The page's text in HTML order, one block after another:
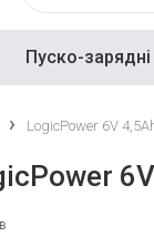
Пуско-зарядні
LogicPower 6V